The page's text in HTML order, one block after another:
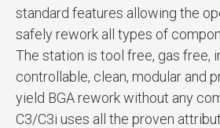
standard features allowing the
safely rework all types of
The station is tool free, gas free,
controllable, clean, modular and
yield BGA rework without any
C3/C3i uses all the proven